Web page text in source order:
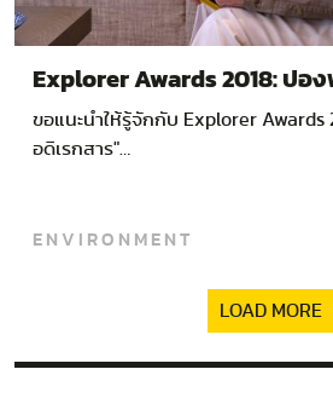
Explorer Awards 2018: ปอ
ขอแนะนำให้รู้จักกับ Explorer
อดิเรกสาร"…
ENVIRONMENT
LOAD MORE